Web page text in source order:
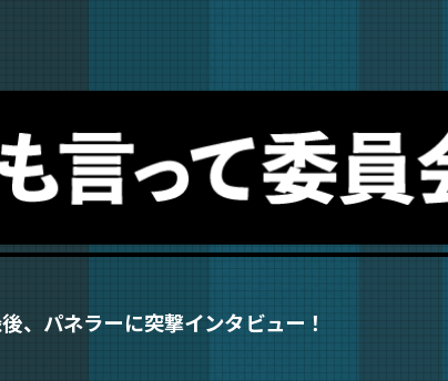
、パネラーに突撃インタビュー！